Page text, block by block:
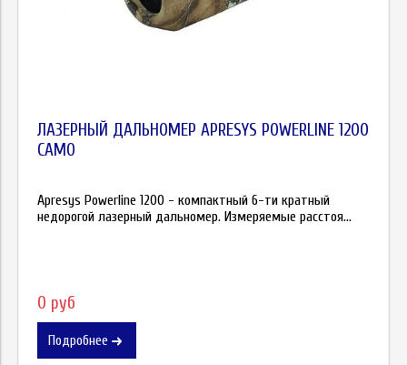
ЛАЗЕРНЫЙ ДАЛЬНОМЕР APRESYS POWERLINE 1200
CAMO
Apresys Powerline 1200 - компактный 6-ти кратный
недорогой лазерный дальномер. Измеряемые расстоя...
0 руб
Подробнее